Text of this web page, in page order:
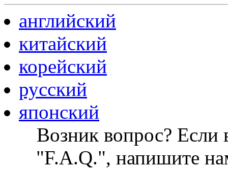
английский
китайский
корейский
русский
японский
Возник вопрос? Если
"F.A.Q.", напишите